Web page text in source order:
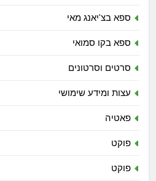
ספא בצ'יאנג מאי
ספא בקו סמואי
סרטים וסרטונים
עצות ומידע שימושי
פאטיה
פוקט
פוקט